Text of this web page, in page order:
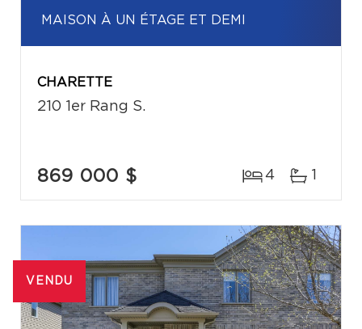
MAISON À UN ÉTAGE ET DEMI
CHARETTE
210 1er Rang S.
869 000 $ 4 1
VENDU